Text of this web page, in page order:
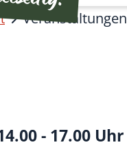
Veranstaltungen
- 17.00 Uhr